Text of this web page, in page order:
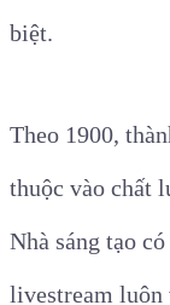
biệt.
Theo 1900,
thuộc vào chất
Nhà sáng tạo
livestream luôn